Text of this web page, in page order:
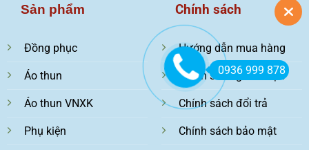
Sản phẩm
Đồng phục
Áo thun
Áo thun VNXK
Phụ kiện
Chính sách
Hướng dẫn mua hàng
Chính sách giao nhận
Chính sách đổi trả
Chính sách bảo mật
0936 999 878